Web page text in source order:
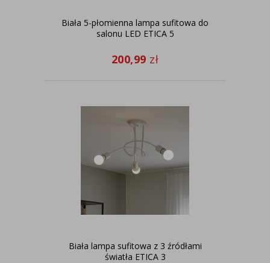
Biała 5-płomienna lampa sufitowa do
salonu LED ETICA 5
200,99 zł
Biała lampa sufitowa z 3 źródłami
światła ETICA 3